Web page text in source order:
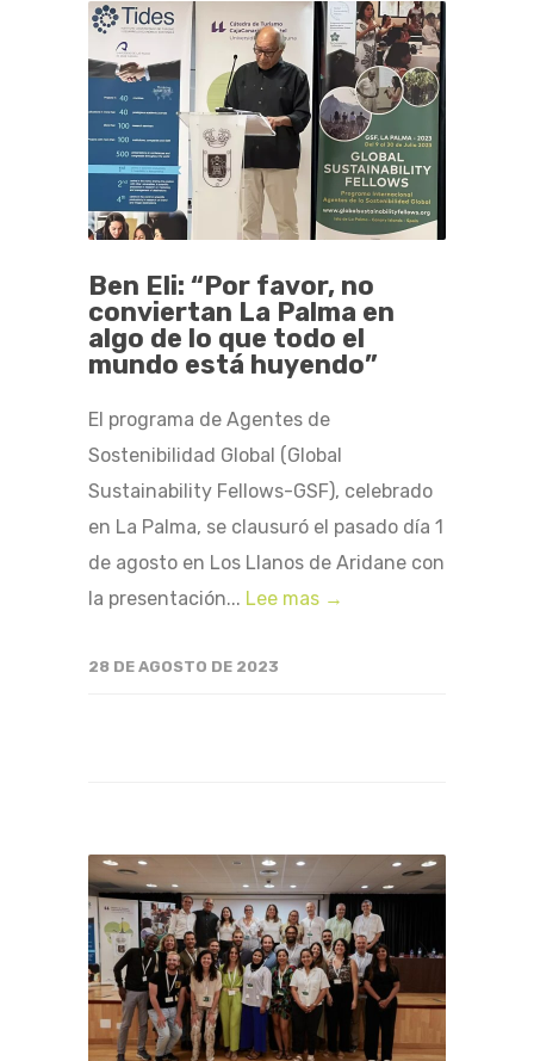
Ben Eli: “Por favor, no
conviertan La Palma en
algo de lo que todo el
mundo está huyendo”
El programa de Agentes de
Sostenibilidad Global (Global
Sustainability Fellows-GSF), celebrado
en La Palma, se clausuró el pasado día 1
de agosto en Los Llanos de Aridane con
la presentación... Lee mas →
28 DE AGOSTO DE 2023